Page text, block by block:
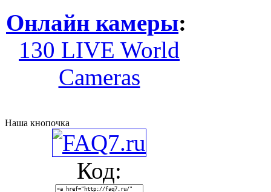
Онлайн камеры:
130 LIVE World
Cameras
Наша кнопочка
Код: